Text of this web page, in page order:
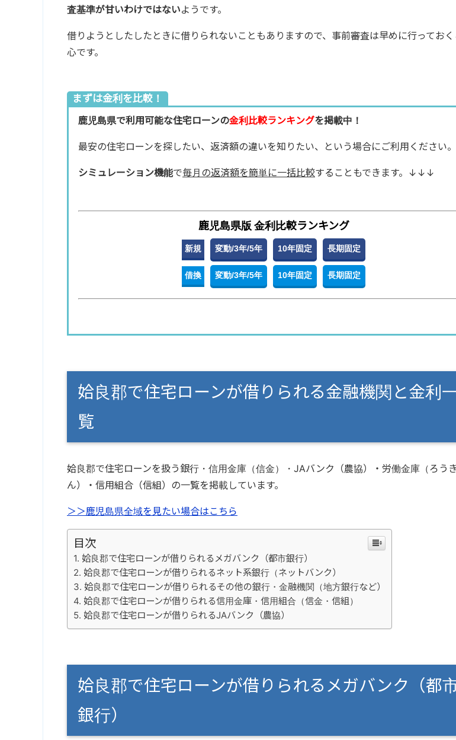
査基準が甘いわけではないようです。
借りようとしたしたときに借りられないこともありますので、事前審査は早めに行ってお
心です。
まずは金利を比較！
鹿児島県で利用可能な住宅ローンの金利比較ランキングを掲載中！
最安の住宅ローンを探したい、返済額の違いを知りたい、という場合にご利用ください。
シミュレーション機能で毎月の返済額を簡単に一括比較することもできます。↓↓↓
鹿児島県版 金利比較ランキング
新規 変動/3年/5年 10年固定 長期固定
借換 変動/3年/5年 10年固定 長期固定
姶良郡で住宅ローンが借りられる金融機関と金利
覧
姶良郡で住宅ローンを扱う銀行・信用金庫（信金）・JAバンク（農協）・労働金庫（ろうき
ん）・信用組合（信組）の一覧を掲載しています。
＞＞鹿児島県全域を見たい場合はこちら
目次
姶良郡で住宅ローンが借りられるメガバンク（都市銀行）
姶良郡で住宅ローンが借りられるネット系銀行（ネットバンク）
姶良郡で住宅ローンが借りられるその他の銀行・金融機関（地方銀行など）
姶良郡で住宅ローンが借りられる信用金庫・信用組合（信金・信組）
姶良郡で住宅ローンが借りられるJAバンク（農協）
姶良郡で住宅ローンが借りられるメガバンク（都
銀行）